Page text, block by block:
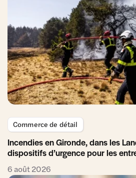
Commerce de détail
Incendies en Gironde, dans les
dispositifs d’urgence pour les
6 août 2026